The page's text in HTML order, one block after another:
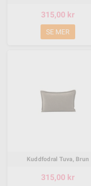
315,00 kr
SE MER
Kuddfodral Tuva, Brun
315,00 kr